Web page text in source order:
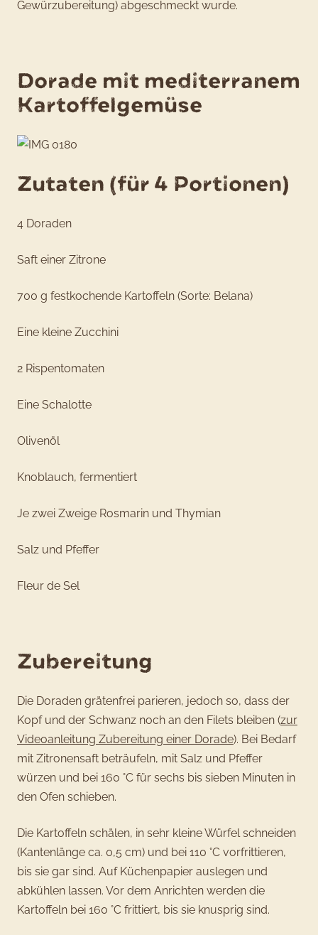
Gewürzubereitung) abgeschmeckt wurde.
Dorade mit mediterranem
Kartoffelgemüse
Zutaten (für 4 Portionen)
4 Doraden
Saft einer Zitrone
700 g festkochende Kartoffeln (Sorte: Belana)
Eine kleine Zucchini
2 Rispentomaten
Eine Schalotte
Olivenöl
Knoblauch, fermentiert
Je zwei Zweige Rosmarin und Thymian
Salz und Pfeffer
Fleur de Sel
Zubereitung
Die Doraden grätenfrei parieren, jedoch so, dass der
Kopf und der Schwanz noch an den Filets bleiben (zur
Videoanleitung Zubereitung einer Dorade). Bei Bedarf
mit Zitronensaft beträufeln, mit Salz und Pfeffer
würzen und bei 160 °C für sechs bis sieben Minuten in
den Ofen schieben.
Die Kartoffeln schälen, in sehr kleine Würfel schneiden
(Kantenlänge ca. 0,5 cm) und bei 110 °C vorfrittieren,
bis sie gar sind. Auf Küchenpapier auslegen und
abkühlen lassen. Vor dem Anrichten werden die
Kartoffeln bei 160 °C frittiert, bis sie knusprig sind.